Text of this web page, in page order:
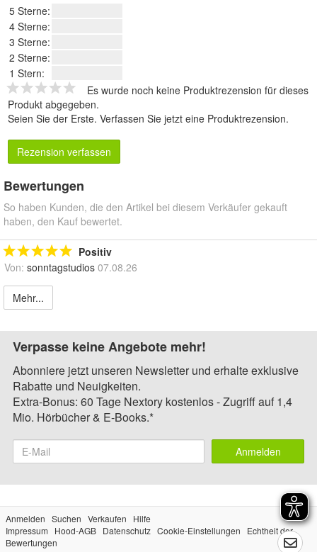
5 Sterne:
4 Sterne:
3 Sterne:
2 Sterne:
1 Stern:
Es wurde noch keine Produktrezension für dieses
Produkt abgegeben.
Seien Sie der Erste. Verfassen Sie jetzt eine Produktrezension.
Rezension verfassen
Bewertungen
So haben Kunden, die den Artikel bei diesem Verkäufer gekauft
haben, den Kauf bewertet.
Positiv
Von: sonntagstudios 07.08.26
Mehr...
Verpasse keine Angebote mehr!
Abonniere jetzt unseren Newsletter und erhalte exklusive
Rabatte und Neuigkeiten.
Extra-Bonus: 60 Tage Nextory kostenlos - Zugriff auf 1,4
Mio. Hörbücher & E-Books.*
Anmelden
Anmelden Suchen Verkaufen
Hilfe
Impressum
Hood-AGB Datenschutz Cookie-Einstellungen
Echtheit der
Bewertungen